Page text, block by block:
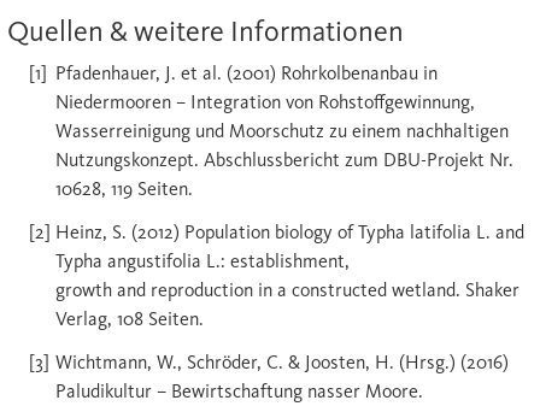
Quellen & weitere Informationen
Pfadenhauer, J. et al. (2001) Rohrkolbenanbau in
Niedermooren – Integration von Rohstoffgewinnung,
Wasserreinigung und Moorschutz zu einem nachhaltigen
Nutzungskonzept. Abschlussbericht zum DBU-Projekt Nr.
10628, 119 Seiten.
Heinz, S. (2012) Population biology of Typha latifolia L. and
Typha angustifolia L.: establishment,
growth and reproduction in a constructed wetland. Shaker
Verlag, 108 Seiten.
Wichtmann, W., Schröder, C. & Joosten, H. (Hrsg.) (2016)
Paludikultur – Bewirtschaftung nasser Moore.